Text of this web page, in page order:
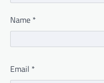
Name *
Email *